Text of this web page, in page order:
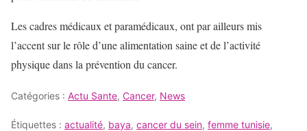
Les cadres médicaux et paramédicaux, ont par ailleurs mis
l’accent sur le rôle d’une alimentation saine et de l’activité
physique dans la prévention du cancer.
Catégories : Actu Sante, Cancer, News
Étiquettes : actualité, baya, cancer du sein, femme tunisie,